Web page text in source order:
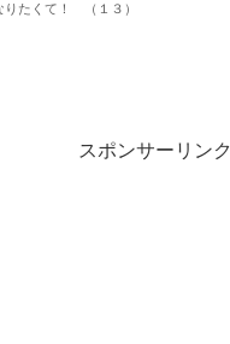
りたくて！ （１３）
スポンサーリンク